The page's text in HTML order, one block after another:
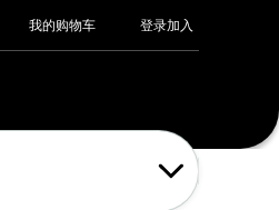
我的购物车 登录加入